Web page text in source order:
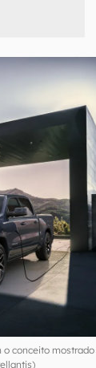
conceito mostrado